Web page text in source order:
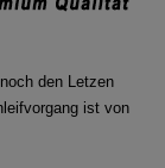
den Letzen
ist von